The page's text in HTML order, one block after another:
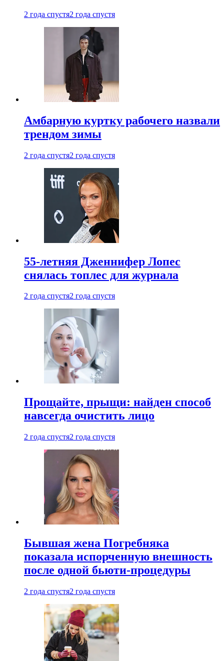
2 года спустя2 года спустя
Амбарную куртку рабочего назвали
трендом зимы
2 года спустя2 года спустя
55-летняя Дженнифер Лопес
снялась топлес для журнала
2 года спустя2 года спустя
Прощайте, прыщи: найден способ
навсегда очистить лицо
2 года спустя2 года спустя
Бывшая жена Погребняка
показала испорченную внешность
после одной бьюти-процедуры
2 года спустя2 года спустя